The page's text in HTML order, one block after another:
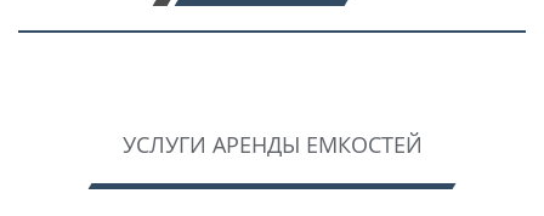
УСЛУГИ АРЕНДЫ ЕМКОСТЕЙ